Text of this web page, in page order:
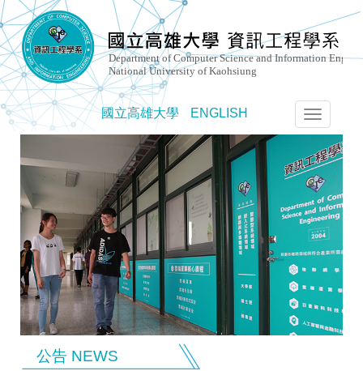
國立高雄大學 ENGLISH
選
單
切
換
公告 NEWS